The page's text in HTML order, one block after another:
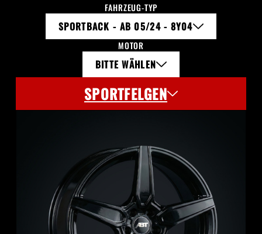
FAHRZEUG-TYP
SPORTBACK - AB 05/24 - 8Y04
MOTOR
BITTE WÄHLEN
SPORTFELGEN